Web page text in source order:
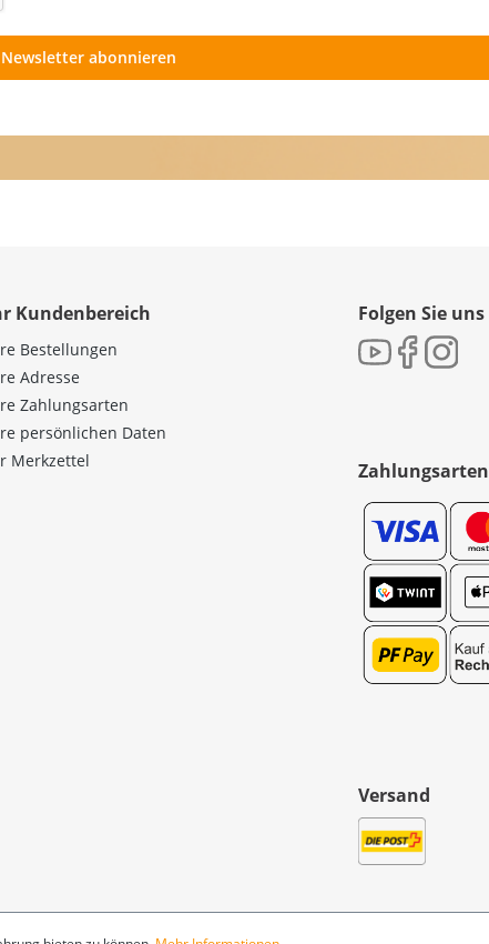
Newsletter abonnieren
Kundenbereich
Bestellungen
Adresse
Zahlungsarten
persönlichen Daten
Merkzettel
Folgen Sie uns
Zahlungsarten
Versand